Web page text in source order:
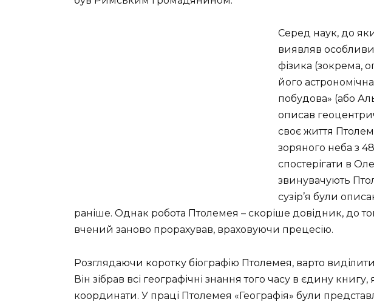
Серед наук, до
виявляв
фізика (зокрема,
його
побудова» (або
описав
своє життя
зоряного неба з 48
спостерігати в
звинувачують
сузір’я були
раніше. Однак робота Птолемея – скоріше довідник, до
вчений заново прорахував, враховуючи прецесію.
Розглядаючи коротку біографію Птолемея, варто
Він зібрав всі географічні знання того часу в єдину книгу,
координати. У праці Птолемея «Географія» були